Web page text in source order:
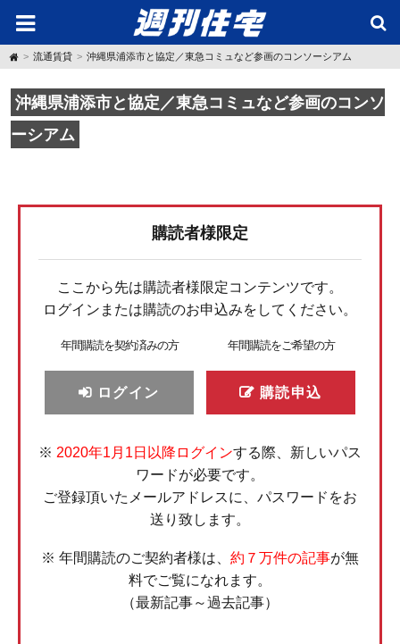
H
o
e
流通賃貸 沖縄県浦添市と協定／東急コミュなど参画のコンソーシアム
沖縄県浦添市と協定／東急コミュなど参画のコンソ
ーシアム
購読者様限定
ここから先は購読者様限定コンテンツです。
ログインまたは購読のお申込みをしてください。
年間購読を契約済みの方
ログイン
年間購読をご希望の方
購読申込
※ 2020年1月1日以降ログインする際、新しいパス
ワードが必要です。
ご登録頂いたメールアドレスに、パスワードをお
送り致します。
※ 年間購読のご契約者様は、 約７万件の記事が無
料でご覧になれます。
（最新記事～過去記事）